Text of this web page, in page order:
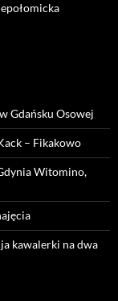
Gdańsku Osowej
– Fikakowo
Witomino,
kawalerki na dwa